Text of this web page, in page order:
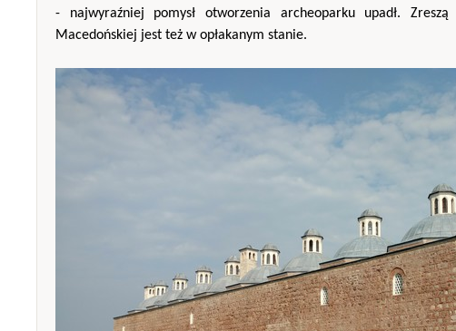
- najwyraźniej pomysł otworzenia archeoparku upadł.
Macedońskiej jest też w opłakanym stanie.